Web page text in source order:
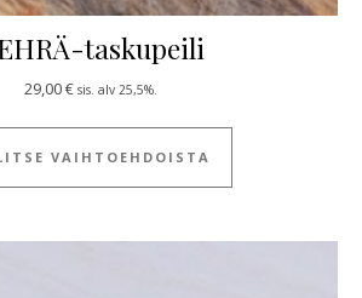
taskupeili
29,00€ sis. alv 25,5%.
VAIHTOEHDOISTA
Tällä tuotteella